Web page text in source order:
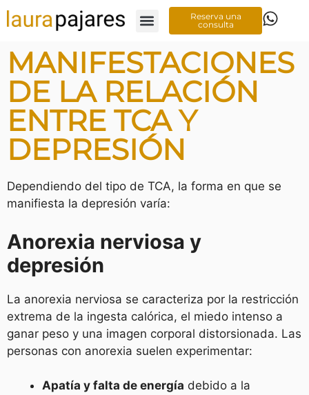
Reserva una
consulta
MANIFESTACIONES
DE LA RELACIÓN
ENTRE TCA Y
DEPRESIÓN
Dependiendo del tipo de TCA, la forma en que se
manifiesta la depresión varía:
Anorexia nerviosa y
depresión
La anorexia nerviosa se caracteriza por la restricción
extrema de la ingesta calórica, el miedo intenso a
ganar peso y una imagen corporal distorsionada. Las
personas con anorexia suelen experimentar:
Apatía y falta de energía debido a la